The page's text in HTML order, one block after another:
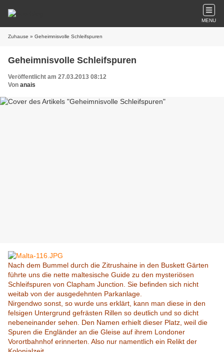
MENU
Zuhause » Geheimnisvolle Schleifspuren
Geheimnisvolle Schleifspuren
Veröffentlicht am 27.03.2013 08:12
Von anais
Nach dem Bummel durch die Zitrushaine in den Buskett Gärten
führte uns die nette maltesische Guide zu den mysteriösen
Schleifspuren von Clapham Junction. Sie befinden sich nicht
weitab von der ausgedehnten Parkanlage.
Nirgendwo sonst, so wurde uns erklärt, kann man diese in den
felsigen Untergrund gefrästen Rillen so deutlich und so dicht
nebeneinander sehen. Den Namen erhielt dieser Platz, weil die
Spuren die Engländer an die Gleise auf ihrem Londoner
Vorortbahnhof erinnerten. Also nur namentlich ein Relikt der